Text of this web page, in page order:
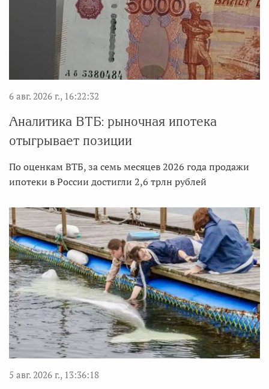
6 авг. 2026 г., 16:22:32
Аналитика ВТБ: рыночная ипотека
отыгрывает позиции
По оценкам ВТБ, за семь месяцев 2026 года продажи
ипотеки в России достигли 2,6 трлн рублей
5 авг. 2026 г., 13:36:18